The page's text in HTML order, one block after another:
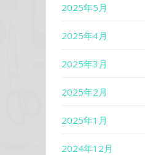
2025年5月
2025年4月
2025年3月
2025年2月
2025年1月
2024年12月